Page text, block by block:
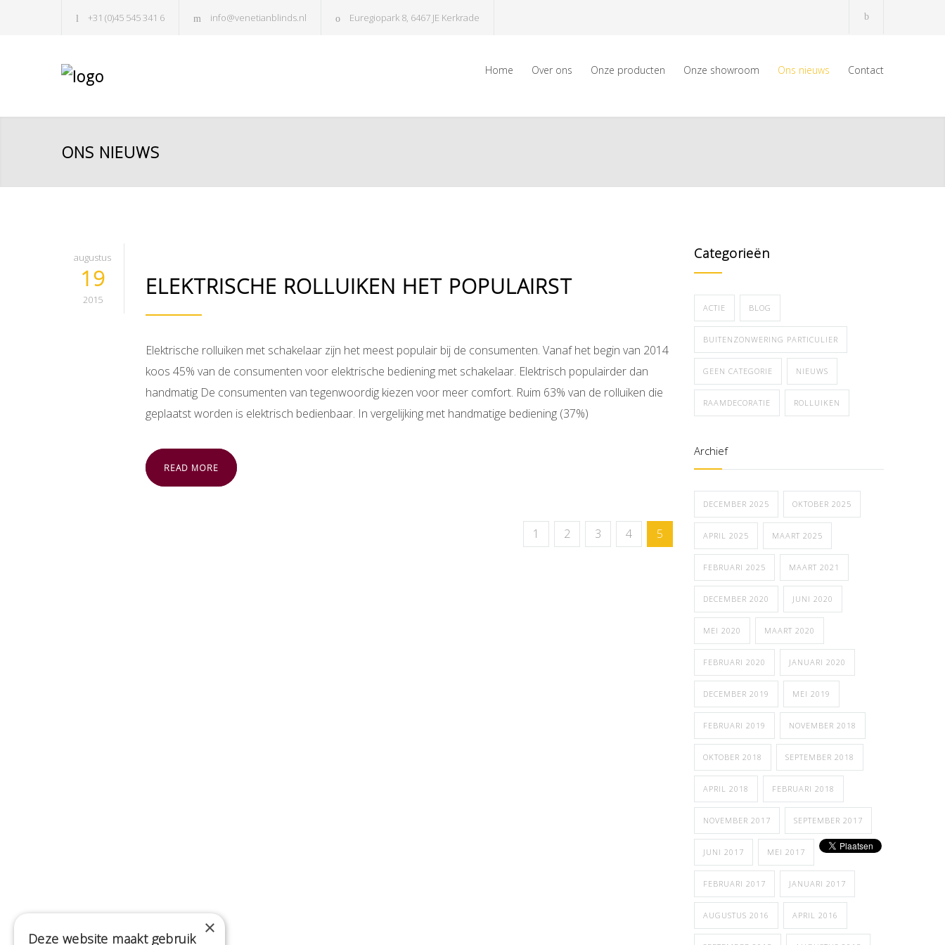
+31 (0)45 545 341 6 info@venetianblinds.nl Euregiopark 8, 6467 JE Kerkrade
Home Over ons Onze producten Onze showroom Ons nieuws Contact
ONS NIEUWS
augustus
19
2015 ELEKTRISCHE ROLLUIKEN HET POPULAIRST
Elektrische rolluiken met schakelaar zijn het meest populair bij de consumenten. Vanaf het begin van 2014
koos 45% van de consumenten voor elektrische bediening met schakelaar. Elektrisch populairder dan
handmatig De consumenten van tegenwoordig kiezen voor meer comfort. Ruim 63% van de rolluiken die
geplaatst worden is elektrisch bedienbaar. In vergelijking met handmatige bediening (37%)
READ MORE
1 2 3 4 5
Categorieën
ACTIE BLOG
BUITENZONWERING PARTICULIER
GEEN CATEGORIE NIEUWS
RAAMDECORATIE ROLLUIKEN
Archief
DECEMBER 2025 OKTOBER 2025
APRIL 2025 MAART 2025
FEBRUARI 2025 MAART 2021
DECEMBER 2020 JUNI 2020
MEI 2020 MAART 2020
FEBRUARI 2020 JANUARI 2020
DECEMBER 2019 MEI 2019
FEBRUARI 2019 NOVEMBER 2018
OKTOBER 2018 SEPTEMBER 2018
APRIL 2018 FEBRUARI 2018
NOVEMBER 2017 SEPTEMBER 2017
JUNI 2017 MEI 2017
FEBRUARI 2017 JANUARI 2017
AUGUSTUS 2016 APRIL 2016
×
Deze website maakt gebruik